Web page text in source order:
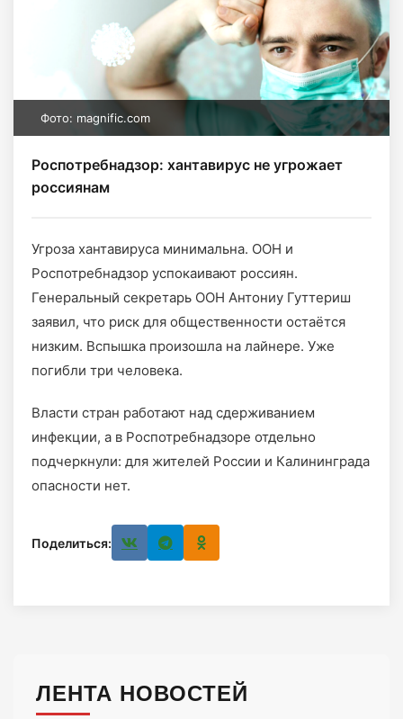
Фото: magnific.com
Роспотребнадзор: хантавирус не угрожает
россиянам
Угроза хантавируса минимальна. ООН и
Роспотребнадзор успокаивают россиян.
Генеральный секретарь ООН Антониу Гуттериш
заявил, что риск для общественности остаётся
низким. Вспышка произошла на лайнере. Уже
погибли три человека.
Власти стран работают над сдерживанием
инфекции, а в Роспотребнадзоре отдельно
подчеркнули: для жителей России и Калининграда
опасности нет.
Поделиться:
ЛЕНТА НОВОСТЕЙ